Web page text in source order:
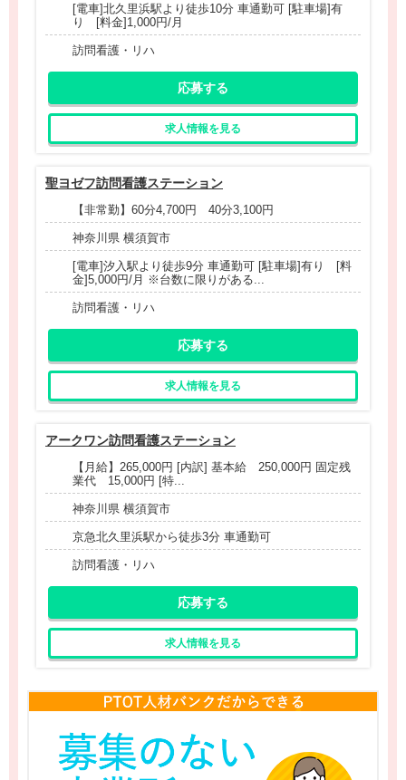
[電車]北久里浜駅より徒歩10分 車通勤可 [駐車場]有
り [料金]1,000円/月
訪問看護・リハ
応募する
求人情報を見る
聖ヨゼフ訪問看護ステーション
【非常勤】60分4,700円 40分3,100円
神奈川県 横須賀市
[電車]汐入駅より徒歩9分 車通勤可 [駐車場]有り [料
金]5,000円/月 ※台数に限りがある...
訪問看護・リハ
応募する
求人情報を見る
アークワン訪問看護ステーション
【月給】265,000円 [内訳] 基本給 250,000円 固定残
業代 15,000円 [特...
神奈川県 横須賀市
京急北久里浜駅から徒歩3分 車通勤可
訪問看護・リハ
応募する
求人情報を見る